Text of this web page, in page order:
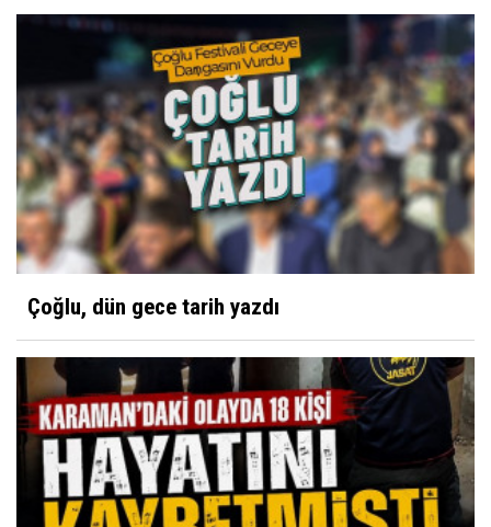
Çoğlu, dün gece tarih yazdı